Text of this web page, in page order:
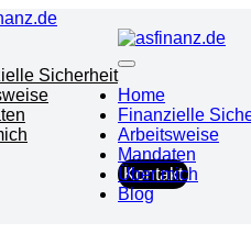
Sicherheit
Kontakt
Home
Finanzielle
Arbeitsweise
Mandaten
Über mich
Blog